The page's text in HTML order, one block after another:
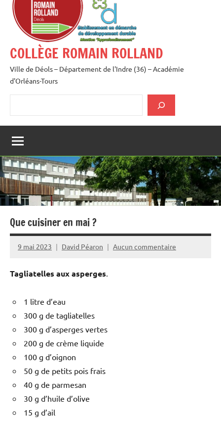
COLLÈGE ROMAIN ROLLAND
Ville de Déols – Département de l'Indre (36) – Académie
d'Orléans-Tours
Que cuisiner en mai ?
9 mai 2023 David Péaron Aucun commentaire
Tagliatelles aux asperges.
1 litre d’eau
300 g de tagliatelles
300 g d’asperges vertes
200 g de crème liquide
100 g d’oignon
50 g de petits pois frais
40 g de parmesan
30 g d’huile d’olive
15 g d’ail